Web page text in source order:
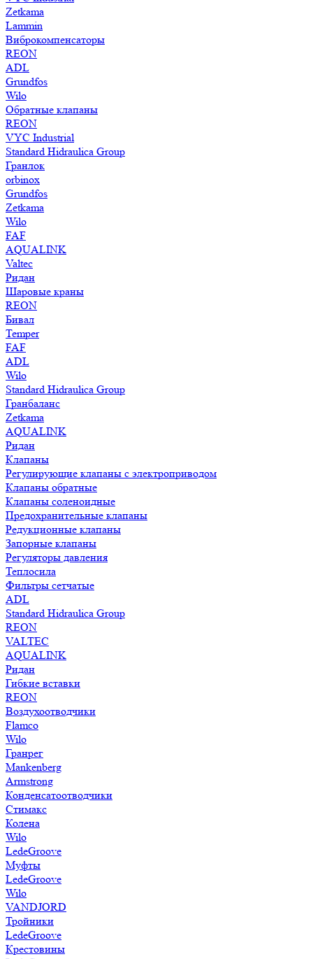
Zetkama
Lammin
Виброкомпенсаторы
REON
ADL
Grundfos
Wilo
Обратные клапаны
REON
VYC Industrial
Standard Hidraulica Group
Гранлок
orbinox
Grundfos
Zetkama
Wilo
FAF
AQUALINK
Valtec
Ридан
Шаровые краны
REON
Бивал
Temper
FAF
ADL
Wilo
Standard Hidraulica Group
Гранбаланс
Zetkama
AQUALINK
Ридан
Клапаны
Регулирующие клапаны с электроприводом
Клапаны обратные
Клапаны соленоидные
Предохранительные клапаны
Редукционные клапаны
Запорные клапаны
Регуляторы давления
Теплосила
Фильтры сетчатые
ADL
Standard Hidraulica Group
REON
VALTEC
AQUALINK
Ридан
Гибкие вставки
REON
Воздухоотводчики
Flamco
Wilo
Гранрег
Mankenberg
Armstrong
Конденсатоотводчики
Стимакс
Колена
Wilo
LedeGroove
Муфты
LedeGroove
Wilo
VANDJORD
Тройники
LedeGroove
Крестовины